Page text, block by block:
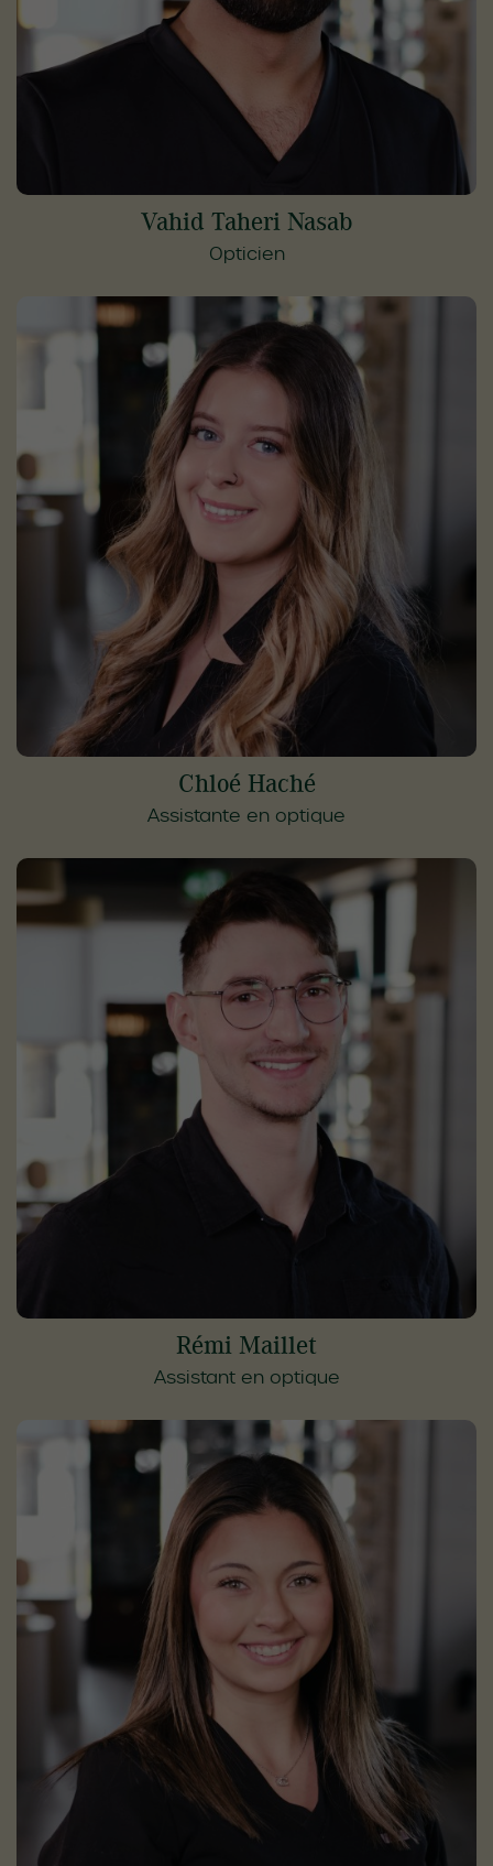
Vahid Taheri Nasab
Opticien
Chloé Haché
Assistante en optique
Rémi Maillet
Assistant en optique